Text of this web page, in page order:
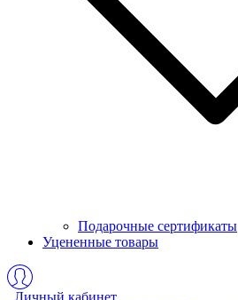
Подарочные сертификаты
Уцененные товары